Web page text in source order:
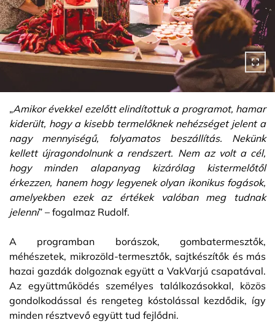
„Amikor évekkel ezelőtt elindítottuk a programot, hamar
kiderült, hogy a kisebb termelőknek nehézséget jelent a
nagy mennyiségű, folyamatos beszállítás. Nekünk
kellett újragondolnunk a rendszert. Nem az volt a cél,
hogy minden alapanyag kizárólag kistermelőtől
érkezzen, hanem hogy legyenek olyan ikonikus fogások,
amelyekben ezek az értékek valóban meg tudnak
jelenni” – fogalmaz Rudolf.
A programban borászok, gombatermesztők,
méhészetek, mikrozöld-termesztők, sajtkészítők és más
hazai gazdák dolgoznak együtt a VakVarjú csapatával.
Az együttműködés személyes találkozásokkal, közös
gondolkodással és rengeteg kóstolással kezdődik, így
minden résztvevő együtt tud fejlődni.